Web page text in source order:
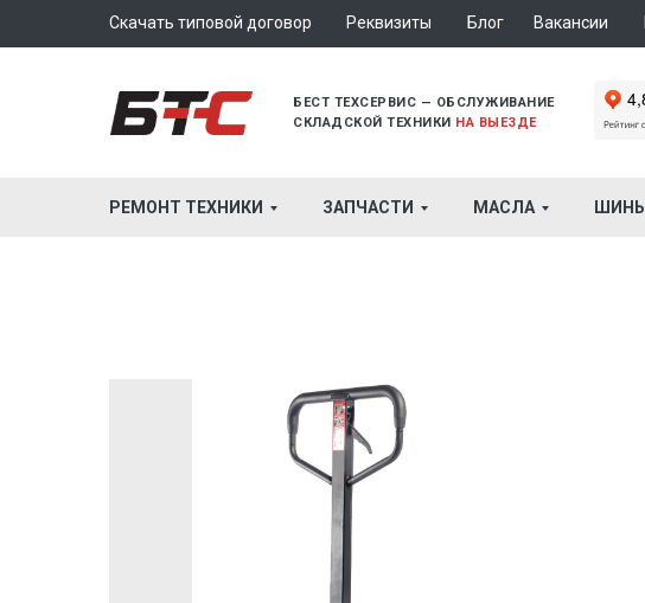
БЕСТ ТЕХСЕРВИС — ОБСЛУЖИВАНИЕ
СКЛАДСКОЙ ТЕХНИКИ НА ВЫЕЗДЕ
Скачать типовой договор Реквизиты Блог Вакансии
РЕМОНТ ТЕХНИКИ ЗАПЧАСТИ МАСЛА ШИНЫ